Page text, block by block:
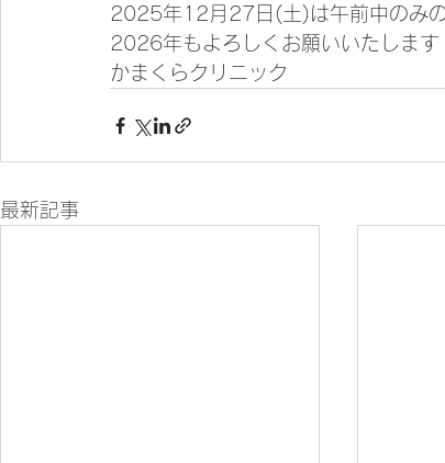
2025年12月27日(土)は午前中のみ
2026年もよろしくお願いいたします
かまくらクリニック
最新記事